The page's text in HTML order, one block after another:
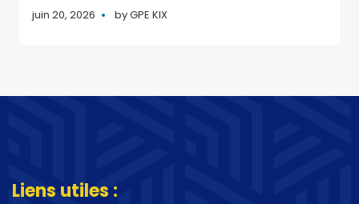
juin 20, 2026 byGPE KIX
Liens utiles :